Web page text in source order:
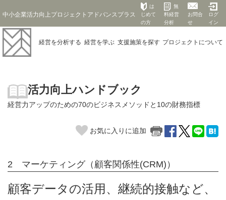
中小企業活力向上プロジェクトアドバンスプラス
は
じめて
の方
無
料経営
分析
お問合
せ
ログ
イン
経営を分析する 経営を学ぶ 支援施策を探す プロジェクト について
活力向上ハンドブック
経営力アップのための70のビジネスメソッドと10の財務指標
お気に入りに追加
2 マーケティング（顧客関係性(CRM)）
顧客データの活用、継続的接触など、